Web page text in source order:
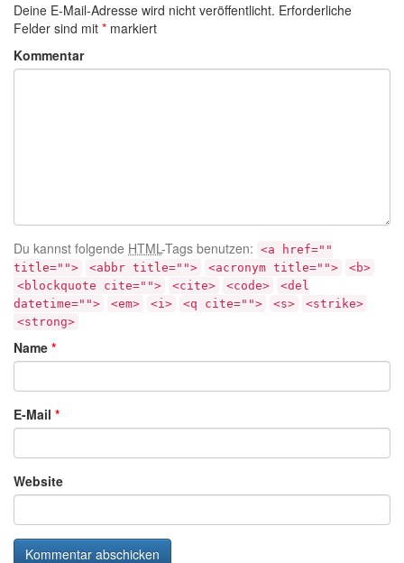
Deine E-Mail-Adresse wird nicht veröffentlicht. Erforderliche
Felder sind mit * markiert
Kommentar
Du kannst folgende HTML-Tags benutzen: <a href=""
title="">
<abbr title=""> <acronym title="">
<b>
<blockquote cite="">
<cite> <code>
<del
datetime="">
<em> <i> <q cite=""> <s>
<strike>
<strong>
Name *
E-Mail *
Website